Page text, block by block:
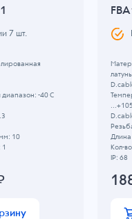
7 шт.
-40 C
10
латунь
Кол-
IP: 68